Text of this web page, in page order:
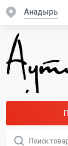
Анадырь
товаров